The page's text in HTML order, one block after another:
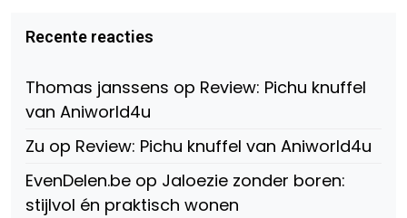
Beauty-
147775071915783/?
Facebook
op
Twitter
op
Instagram
Recente reacties
Thomas janssens op Review: Pichu knuffel
van Aniworld4u
Zu op Review: Pichu knuffel van Aniworld4u
EvenDelen.be op Jaloezie zonder boren:
stijlvol én praktisch wonen